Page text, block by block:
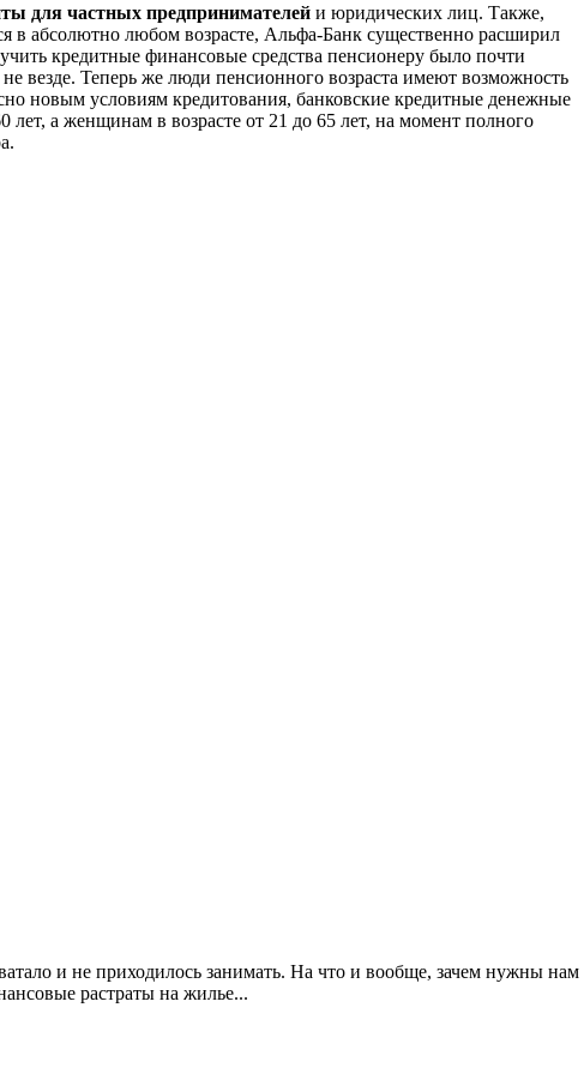
для частных предпринимателей и юридических лиц. Также,
в абсолютно любом возрасте, Альфа-Банк существенно расширил
кредитные финансовые средства пенсионеру было почти
не везде. Теперь же люди пенсионного возраста имеют возможность
новым условиям кредитования, банковские кредитные денежные
лет, а женщинам в возрасте от 21 до 65 лет, на момент полного
и не приходилось занимать. На что и вообще, зачем нужны нам
растраты на жилье...